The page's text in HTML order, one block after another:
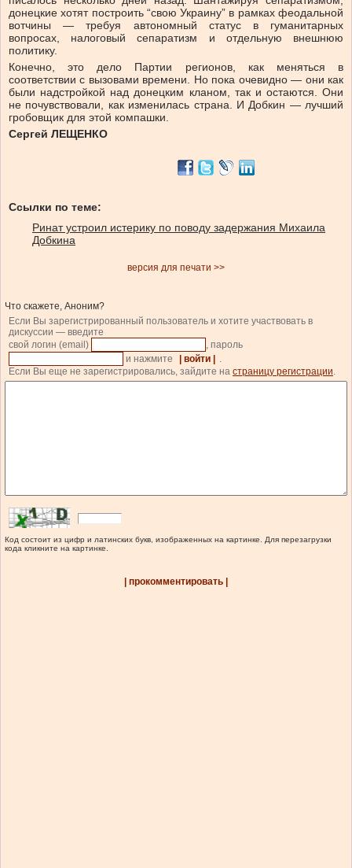
донецкие хотят построить “свою Украину” в рамках феодальной
вотчины — требуя автономный статус в гуманитарных
вопросах, налоговый сепаратизм и отдельную внешнюю
политику.
Конечно, это дело Партии регионов, как меняться в
соответствии с вызовами времени. Но пока очевидно — они как
были надстройкой над донецким кланом, так и остаются. Они
не почувствовали, как изменилась страна. И Добкин — лучший
гробовщик для этой компашки.
Сергей ЛЕЩЕНКО
Ссылки по теме:
Ринат устроил истерику по поводу задержания Михаила
Добкина
версия для печати >>
Что скажете, Аноним?
Если Вы зарегистрированный пользователь и хотите участвовать в
дискуссии — введите
свой логин (email)
, пароль
и нажмите
| войти |
.
Если Вы еще не зарегистрировались, зайдите на страницу регистрации.
Код состоит из цифр и латинских букв, изображенных на картинке. Для перезагрузки
кода кликните на картинке.
| прокомментировать |